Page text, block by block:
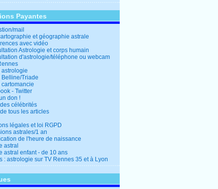
Payantes
mail
et géographie astrale
avec vidéo
Astrologie et corps humain
d'astrologie/téléphone ou webcam
astrologie
Belline/Triade
cartomancie
- Twitter
don !
célébrités
tous les articles
légales et loi RGPD
astrales/1 an
de l'heure de naissance
astral
astral enfant - de 10 ans
: astrologie sur TV Rennes 35 et à Lyon